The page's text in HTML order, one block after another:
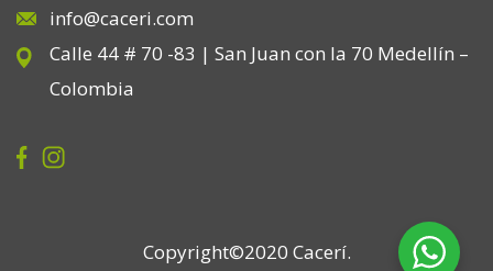
info@caceri.com
Calle 44 # 70 -83 | San Juan con la 70 Medellín –
Colombia
Copyright©2020 Cacerí.